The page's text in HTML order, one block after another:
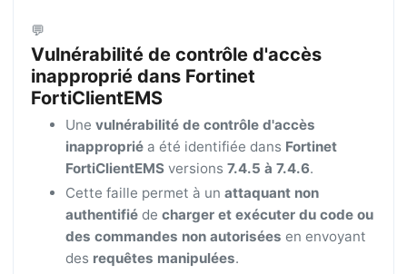
💬
Vulnérabilité de contrôle d'accès
inapproprié dans Fortinet
FortiClientEMS
Une vulnérabilité de contrôle d'accès
inappropriéa été identifiée dans Fortinet
FortiClientEMSversions 7.4.5 à 7.4.6.
Cette faille permet à un attaquant non
authentifiéde charger et exécuter du code ou
des commandes non autorisées en envoyant
des requêtes manipulées.